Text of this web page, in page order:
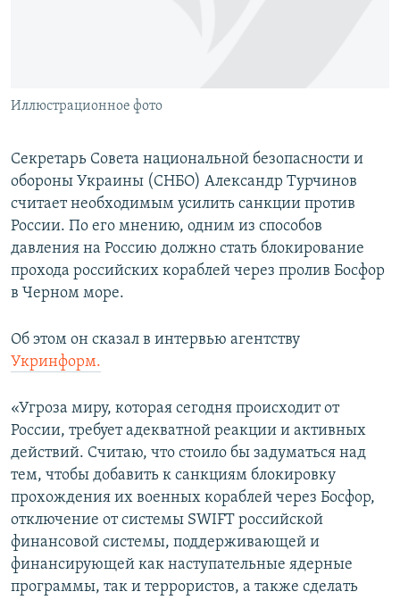
УКРАИНСКАЯ ПРОБЛЕМА КРЫМА
Иллюстрационное фото
Секретарь Совета национальной безопасности и
обороны Украины (СНБО) Александр Турчинов
считает необходимым усилить санкции против
России. По его мнению, одним из способов
давления на Россию должно стать блокирование
прохода российских кораблей через пролив Босфор
в Черном море.
Об этом он сказал в интервью агентству
Укринформ.
«Угроза миру, которая сегодня происходит от
России, требует адекватной реакции и активных
действий. Считаю, что стоило бы задуматься над
тем, чтобы добавить к санкциям блокировку
прохождения их военных кораблей через Босфор,
отключение от системы SWIFT российской
финансовой системы, поддерживающей и
финансирующей как наступательные ядерные
программы, так и террористов, а также сделать